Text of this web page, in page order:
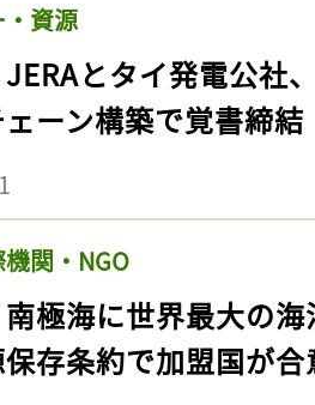
資源
JERAとタイ発電公社
ーン構築で覚書締結
関・NGO
南極海に世界最大の
存条約で加盟国が合